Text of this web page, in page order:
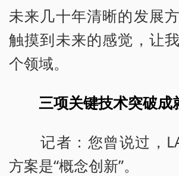
未来几十年清晰的发展
触摸到未来的感觉，让
个领域。
三项关键技术突破成
记者：您曾说过，
方案是“概念创新”。